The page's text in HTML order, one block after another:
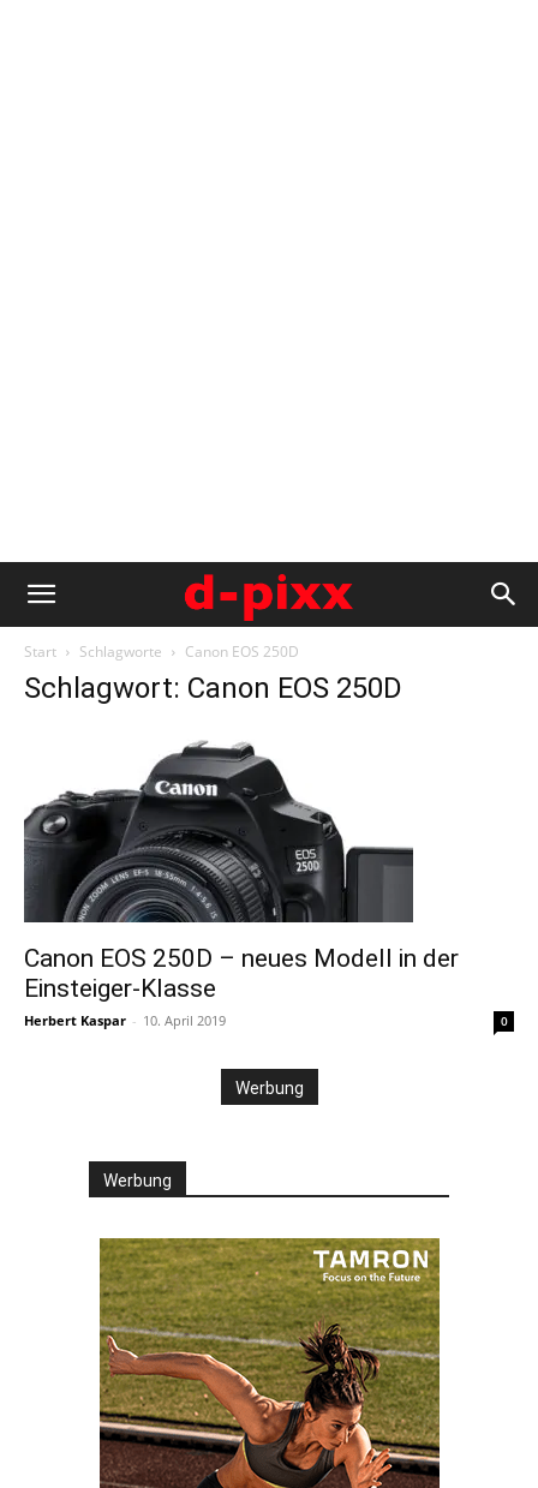
Start Schlagworte Canon EOS 250D
Schlagwort: Canon EOS 250D
Canon EOS 250D – neues Modell in der
Einsteiger-Klasse
Herbert Kaspar - 10. April 2019 0
Werbung
Werbung